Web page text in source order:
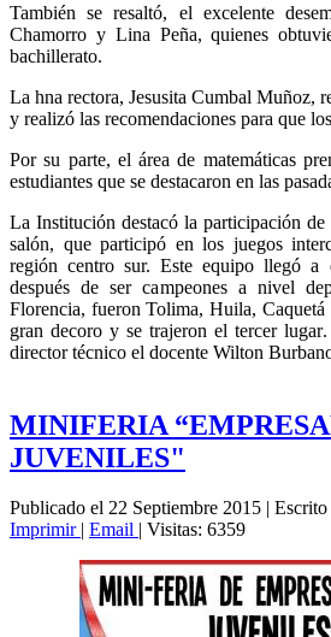
También se resaltó, el excelente
Chamorro y Lina Peña, quienes
bachillerato.
La hna rectora, Jesusita Cumbal Muñoz,
y realizó las recomendaciones para que
Por su parte, el área de matemáticas
estudiantes que se destacaron en las
La Institución destacó la participación
salón, que participó en los juegos
región centro sur. Este equipo llegó a
después de ser campeones a nivel
Florencia, fueron Tolima, Huila,
gran decoro y se trajeron el tercer
director técnico el docente Wilton
MINIFERIA
JUVENILES"
Publicado el 22 Septiembre 2015 |
Imprimir | Email | Visitas: 6359